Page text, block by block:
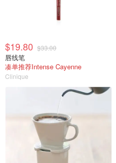
$19.80 $33.00
唇线笔
凑单推荐Intense Cayenne
Clinique